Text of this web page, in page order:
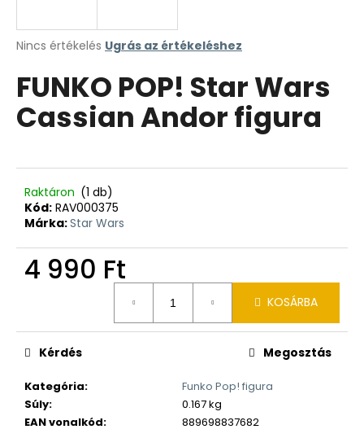
A
átlagos
értékelése
5-
ből
Nincs értékelés Ugrás az értékeléshez
FUNKO POP! Star Wars
Cassian Andor figura
Raktáron (1 db)
Kód: RAV000375
Márka:Star Wars
4 990 Ft
KOSÁRBA
Kategória:
Funko Pop! figura
Súly:
0.167 kg
EAN vonalkód: 889698837682
Kérdés Megosztás